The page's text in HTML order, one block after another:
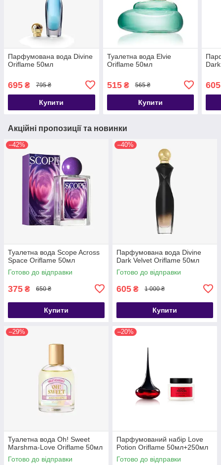
Парфумована вода Divine
Oriflame 50мл
695 ₴ 795 ₴
Купити
Туалетна вода Elvie
Oriflame 50мл
515₴ 565 ₴
Купити
605
Акційні пропозиції та новинки
–42%
Туалетна вода Scope Across
Space Oriflame 50мл
Готово до відправки
375 ₴ 650 ₴
Купити
–40%
Парфумована вода Divine
Dark Velvet Oriflame 50мл
Готово до відправки
605 ₴ 1 000 ₴
Купити
–29%
Туалетна вода Oh! Sweet
Marshma-Love Oriflame 50мл
Готово до відправки
–20%
Парфумований набір Love
Potion Oriflame 50мл+250мл
Готово до відправки